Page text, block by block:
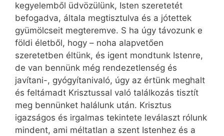
kegyelemből üdvözülünk, Isten szeretetét
befogadva, általa megtisztulva és a jótettek
gyümölcseit megteremve. S ha úgy távozunk e
földi életből, hogy – noha alapvetően
szeretetben éltünk, és igent mondtunk Istenre,
de van bennünk még rendezetlenség és
javítani-, gyógyítanivaló, úgy az értünk meghalt
és feltámadt Krisztussal való találkozás tisztít
meg bennünket halálunk után. Krisztus
igazságos és irgalmas tekintete leválaszt rólunk
mindent, ami méltatlan a szent Istenhez és a